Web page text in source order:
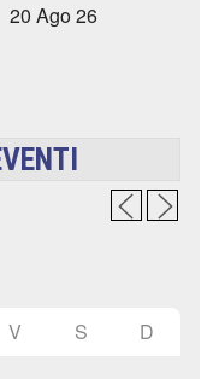
20 Ago 26
V S D